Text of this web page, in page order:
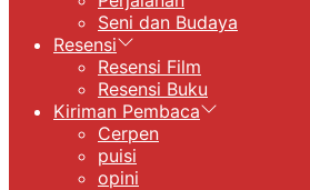
Seni dan Budaya
Resensi
Resensi Film
Resensi Buku
Kiriman Pembaca
Cerpen
puisi
opini